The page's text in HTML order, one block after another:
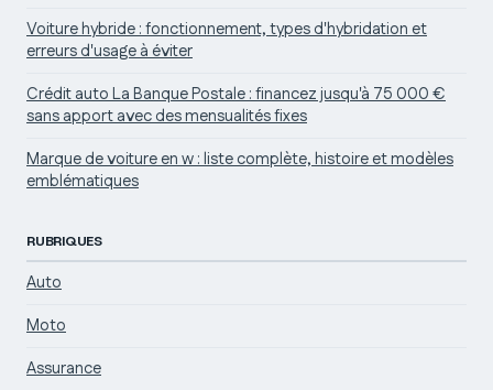
Voiture hybride : fonctionnement, types d'hybridation et
erreurs d'usage à éviter
Crédit auto La Banque Postale : financez jusqu'à 75 000 €
sans apport avec des mensualités fixes
Marque de voiture en w : liste complète, histoire et modèles
emblématiques
RUBRIQUES
Auto
Moto
Assurance